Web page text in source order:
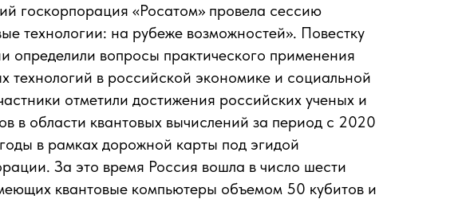
госкорпорация «Росатом» провела сессию
технологии: на рубеже возможностей». Повестку
определили вопросы практического применения
технологий в российской экономике и социальной
отметили достижения российских ученых и
в области квантовых вычислений за период с 2020
в рамках дорожной карты под эгидой
За это время Россия вошла в число шести
квантовые компьютеры объемом 50 кубитов и